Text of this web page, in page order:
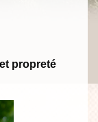
propreté